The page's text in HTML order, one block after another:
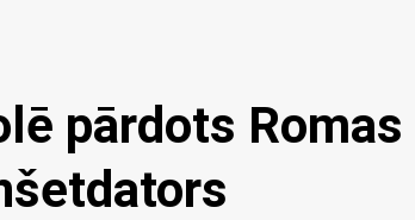
pārdots